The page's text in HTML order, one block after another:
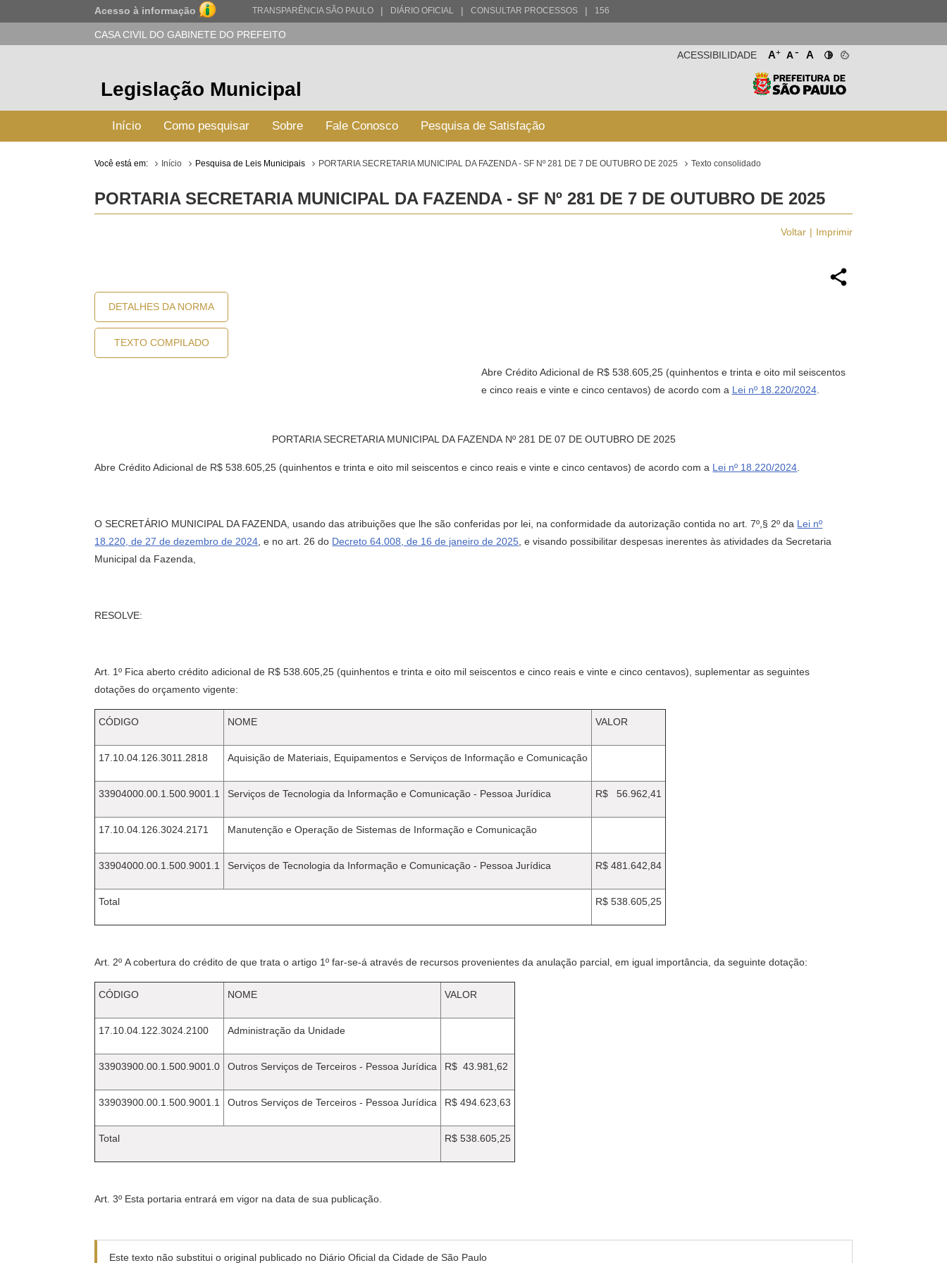
Acesso à informação TRANSPARÊNCIA SÃO PAULO | DIÁRIO OFICIAL | CONSULTAR PROCESSOS | 156
CASA CIVIL DO GABINETE DO PREFEITO
A+ A- A
ACESSIBILIDADE
Legislação Municipal
Início Como pesquisar Sobre Fale Conosco Pesquisa de Satisfação
Você está em: Início Pesquisa de Leis Municipais PORTARIA SECRETARIA MUNICIPAL DA FAZENDA - SF Nº 281 DE 7 DE OUTUBRO DE 2025 Texto consolidado
PORTARIA SECRETARIA MUNICIPAL DA FAZENDA - SF Nº 281 DE 7 DE OUTUBRO DE 2025
Voltar Imprimir
DETALHES DA NORMA
TEXTO COMPILADO
Abre Crédito Adicional de R$ 538.605,25 (quinhentos e trinta e oito mil seiscentos
e cinco reais e vinte e cinco centavos) de acordo com a Lei nº 18.220/2024.
PORTARIA SECRETARIA MUNICIPAL DA FAZENDA Nº 281 DE 07 DE OUTUBRO DE 2025
Abre Crédito Adicional de R$ 538.605,25 (quinhentos e trinta e oito mil seiscentos e cinco reais e vinte e cinco centavos) de acordo com a Lei nº 18.220/2024
O SECRETÁRIO MUNICIPAL DA FAZENDA, usando das atribuições que lhe são conferidas por lei, na conformidade da autorização contida no art. 7º,§ 2º da Lei nº
18.220, de 27 de dezembro de 2024 , e no art. 26 do Decreto 64.008, de 16 de janeiro de 2025 , e visando possibilitar despesas inerentes às atividades da Secretaria
Municipal da Fazenda,
RESOLVE:
Art. 1º Fica aberto crédito adicional de R$ 538.605,25 (quinhentos e trinta e oito mil seiscentos e cinco reais e vinte e cinco centavos), suplementar as seguintes
dotações do orçamento vigente:
CÓDIGO NOME VALOR
17.10.04.126.3011.2818 Aquisição de Materiais, Equipamentos e Serviços de Informação e Comunicação
33904000.00.1.500.9001.1 Serviços de Tecnologia da Informação e Comunicação - Pessoa Jurídica R$ 56.962,41
17.10.04.126.3024.2171 Manutenção e Operação de Sistemas de Informação e Comunicação
33904000.00.1.500.9001.1 Serviços de Tecnologia da Informação e Comunicação - Pessoa Jurídica R$ 481.642,84
Total R$ 538.605,25
Art. 2º A cobertura do crédito de que trata o artigo 1º far-se-á através de recursos provenientes da anulação parcial, em igual importância, da seguinte dotação:
CÓDIGO NOME VALOR
17.10.04.122.3024.2100 Administração da Unidade
33903900.00.1.500.9001.0 Outros Serviços de Terceiros - Pessoa Jurídica R$ 43.981,62
33903900.00.1.500.9001.1 Outros Serviços de Terceiros - Pessoa Jurídica R$ 494.623,63
Total R$ 538.605,25
Art. 3º Esta portaria entrará em vigor na data de sua publicação.
Este texto não substitui o original publicado no Diário Oficial da Cidade de São Paulo